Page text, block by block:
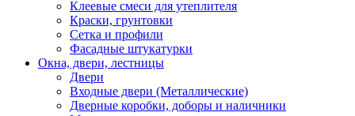
Клеевые смеси для утеплителя
Краски, грунтовки
Сетка и профили
Фасадные штукатурки
Окна, двери, лестницы
Двери
Входные двери (Металлические)
Дверные коробки, доборы и наличники